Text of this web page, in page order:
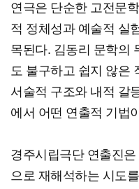
연극은 단순한 고전문
적 정체성과 예술적 실
목된다. 김동리 문학의
도 불구하고 쉽지 않은
서술적 구조와 내적 갈
에서 어떤 연출적 기법
경주시립극단 연출진
으로 재해석하는 시도